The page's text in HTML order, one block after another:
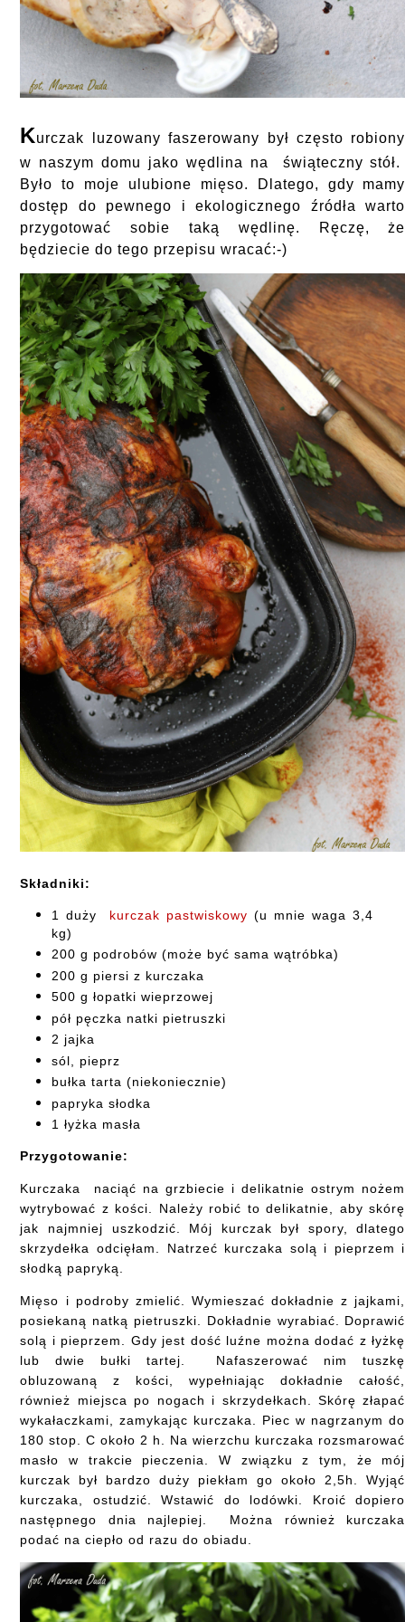
Kurczak luzowany faszerowany był często robiony
w naszym domu jako wędlina na świąteczny stół.
Było to moje ulubione mięso. Dlatego, gdy mamy
dostęp do pewnego i ekologicznego źródła warto
przygotować sobie taką wędlinę. Ręczę, że
będziecie do tego przepisu wracać:-)
Składniki:
1 duży kurczak pastwiskowy (u mnie waga 3,4
kg)
200 g podrobów (może być sama wątróbka)
200 g piersi z kurczaka
500 g łopatki wieprzowej
pół pęczka natki pietruszki
2 jajka
sól, pieprz
bułka tarta (niekoniecznie)
papryka słodka
1 łyżka masła
Przygotowanie:
Kurczaka naciąć na grzbiecie i delikatnie ostrym nożem
wytrybować z kości. Należy robić to delikatnie, aby skórę
jak najmniej uszkodzić. Mój kurczak był spory, dlatego
skrzydełka odcięłam. Natrzeć kurczaka solą i pieprzem i
słodką papryką.
Mięso i podroby zmielić. Wymieszać dokładnie z jajkami,
posiekaną natką pietruszki. Dokładnie wyrabiać. Doprawić
solą i pieprzem. Gdy jest dość luźne można dodać z łyżkę
lub dwie bułki tartej. Nafaszerować nim tuszkę
obluzowaną z kości, wypełniając dokładnie całość,
również miejsca po nogach i skrzydełkach. Skórę złapać
wykałaczkami, zamykając kurczaka. Piec w nagrzanym do
180 stop. C około 2 h. Na wierzchu kurczaka rozsmarować
masło w trakcie pieczenia. W związku z tym, że mój
kurczak był bardzo duży piekłam go około 2,5h. Wyjąć
kurczaka, ostudzić. Wstawić do lodówki. Kroić dopiero
następnego dnia najlepiej. Można również kurczaka
podać na ciepło od razu do obiadu.